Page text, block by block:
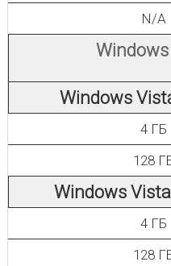
N/A
Windows
4 ГБ
128
Windows
4 ГБ
128